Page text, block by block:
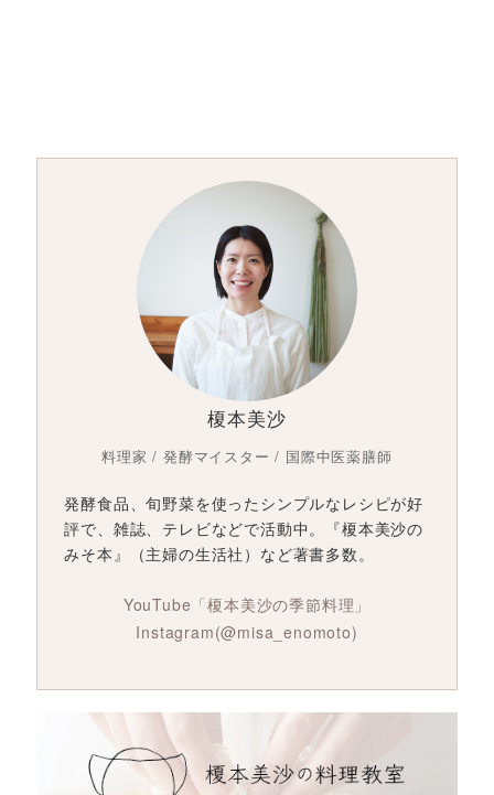
榎本美沙
料理家 / 発酵マイスター / 国際中医薬膳師
発酵食品、旬野菜を使ったシンプルなレシピが好
評で、雑誌、テレビなどで活動中。『榎本美沙の
みそ本』（主婦の生活社）など著書多数。
YouTube「榎本美沙の季節料理」
Instagram(@misa_enomoto)